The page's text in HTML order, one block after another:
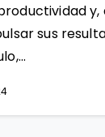
y,
sus